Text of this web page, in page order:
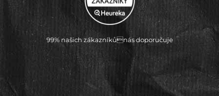
99% našich zákazníkůnás doporučuje